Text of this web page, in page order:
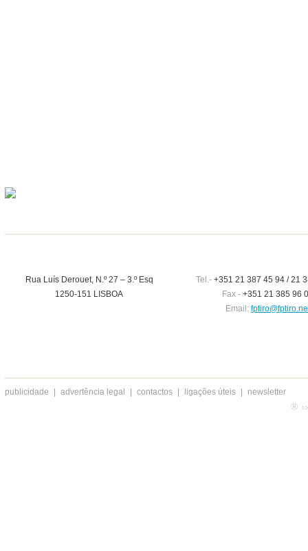
Rua Luís Derouet, N.º 27 – 3.º Esq
1250-151 LISBOA
Tel.-+351 21 387 45 94 / 21
Fax - +351 21 385 96
Email:
publicidade advertência legal contactos ligações úteis newsletter
®